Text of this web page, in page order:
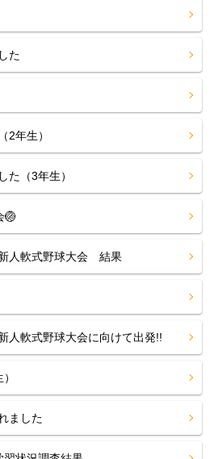
た
2年生）
た（3年生）
🏐
人軟式野球大会 結果
人軟式野球大会に向けて出発!!
ました